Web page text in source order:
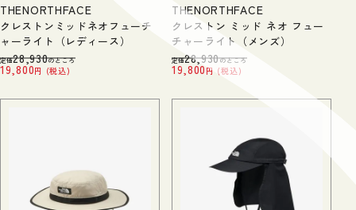
THENORTHFACE
クレストンミッドネオフューチ
ャーライト（レディース）
定価28,930のところ
19,800 税込
THENORTHFACE
クレストン ミッド ネオ フュー
チャーライト（メンズ）
定価28,930のところ
19,800 税込